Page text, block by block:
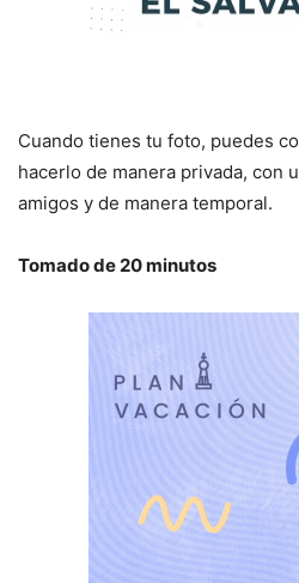
Cuando tienes tu foto, puedes
hacerlo de manera privada, con
amigos y de manera temporal.
Tomado de 20 minutos